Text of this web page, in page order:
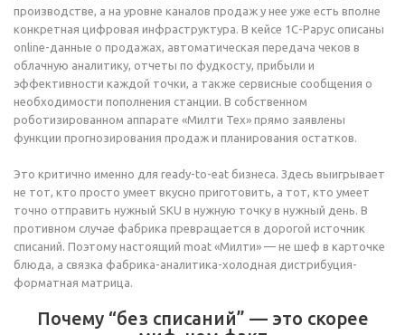
производстве, а на уровне каналов продаж у нее уже есть вполне
конкретная цифровая инфраструктура. В кейсе 1С-Рарус описаны
online-данные о продажах, автоматическая передача чеков в
облачную аналитику, отчеты по фудкосту, прибыли и
эффективности каждой точки, а также сервисные сообщения о
необходимости пополнения станции. В собственном
роботизированном аппарате «Милти Тех» прямо заявлены
функции прогнозирования продаж и планирования остатков.
Это критично именно для ready-to-eat бизнеса. Здесь выигрывает
не тот, кто просто умеет вкусно приготовить, а тот, кто умеет
точно отправить нужный SKU в нужную точку в нужный день. В
противном случае фабрика превращается в дорогой источник
списаний. Поэтому настоящий moat «Милти» — не шеф в карточке
блюда, а связка фабрика-аналитика-холодная дистрибуция-
форматная матрица.
Почему “без списаний” — это скорее